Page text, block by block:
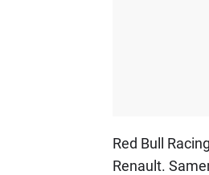
Red Bull
Renault.